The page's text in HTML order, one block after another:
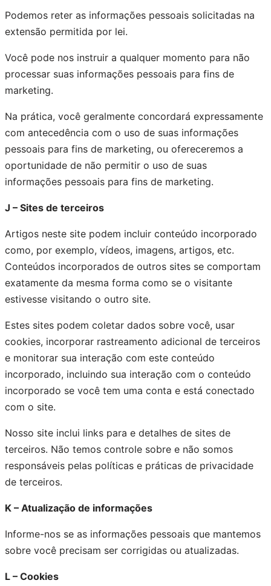
Podemos reter as informações pessoais solicitadas na
extensão permitida por lei.
Você pode nos instruir a qualquer momento para não
processar suas informações pessoais para fins de
marketing.
Na prática, você geralmente concordará expressamente
com antecedência com o uso de suas informações
pessoais para fins de marketing, ou ofereceremos a
oportunidade de não permitir o uso de suas
informações pessoais para fins de marketing.
J – Sites de terceiros
Artigos neste site podem incluir conteúdo incorporado
como, por exemplo, vídeos, imagens, artigos, etc.
Conteúdos incorporados de outros sites se comportam
exatamente da mesma forma como se o visitante
estivesse visitando o outro site.
Estes sites podem coletar dados sobre você, usar
cookies, incorporar rastreamento adicional de terceiros
e monitorar sua interação com este conteúdo
incorporado, incluindo sua interação com o conteúdo
incorporado se você tem uma conta e está conectado
com o site.
Nosso site inclui links para e detalhes de sites de
terceiros. Não temos controle sobre e não somos
responsáveis pelas políticas e práticas de privacidade
de terceiros.
K – Atualização de informações
Informe-nos se as informações pessoais que mantemos
sobre você precisam ser corrigidas ou atualizadas.
L – Cookies